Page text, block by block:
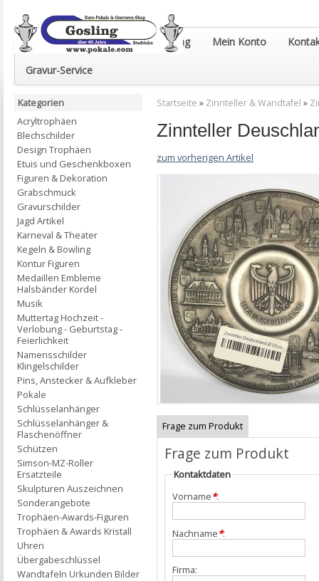
Euro-Pokale & Gravur-Shop Gosling Mein Konto
Gravur-Service
Startseite » Zinnteller & Wandtafel »
Zinnteller
zum vorherigen Artikel
Frage zum Produkt
Frage zum Produkt
Kontaktdaten
Vorname*:
Nachname*:
Firma:
Kategorien
Acryltrophäen
Blechschilder
Design Trophäen
Etuis und Geschenkboxen
Figuren & Dekoration
Grabschmuck
Gravurschilder
Jagd Artikel
Karneval & Theater
Kegeln & Bowling
Kontur Figuren
Medaillen Embleme
Halsbänder Kordel
Musik
Muttertag Hochzeit -
Verlobung - Geburtstag -
Feierlichkeit
Namensschilder
Klingelschilder
Pins, Anstecker & Aufkleber
Pokale
Schlüsselanhänger
Schlüsselanhänger &
Flaschenöffner
Schützen
Simson-MZ-Roller
Ersatzteile
Skulpturen Auszeichnen
Sonderangebote
Trophäen-Awards-Figuren
Trophäen & Awards Kristall
Uhren
Übergabeschlüssel
Wandtafeln Urkunden Bilder